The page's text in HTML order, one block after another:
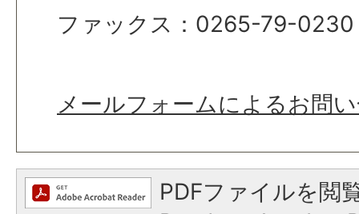
ファックス：0265-79-0230
メールフォームによるお問
PDFファイルを閲